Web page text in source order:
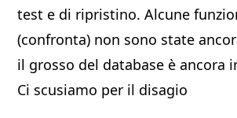
test e di ripristino. Alcune
(confronta) non sono state
il grosso del database è ancora
Ci scusiamo per il disagio